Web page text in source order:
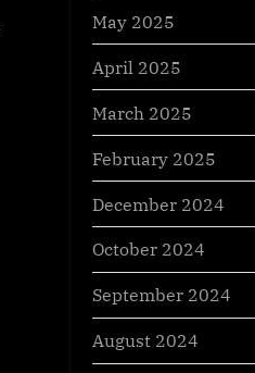
May 2025
April 2025
March 2025
February 2025
December 2024
October 2024
September 2024
August 2024